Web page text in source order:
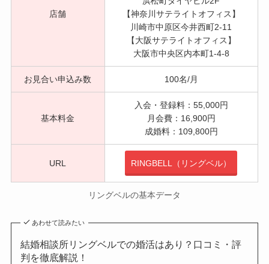
店舗
【神奈川サテライトオフィス】
川崎市中原区今井西町2-11
【大阪サテライトオフィス】
大阪市中央区内本町1-4-8
お見合い申込み数 100名/月
基本料金
入会・登録料：55,000円
月会費：16,900円
成婚料：109,800円
URL RINGBELL（リングベル）
リングベルの基本データ
あわせて読みたい
結婚相談所リングベルでの婚活はあり？口コミ・評
判を徹底解説！